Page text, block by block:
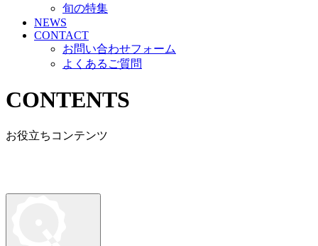
旬の特集
NEWS
CONTACT
お問い合わせフォーム
よくあるご質問
CONTENTS
お役立ちコンテンツ